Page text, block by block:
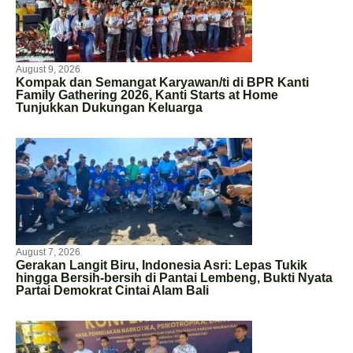
August 9, 2026
Kompak dan Semangat Karyawan/ti di BPR Kanti
Family Gathering 2026, Kanti Starts at Home
Tunjukkan Dukungan Keluarga
August 7, 2026
Gerakan Langit Biru, Indonesia Asri: Lepas Tukik
hingga Bersih-bersih di Pantai Lembeng, Bukti Nyata
Partai Demokrat Cintai Alam Bali